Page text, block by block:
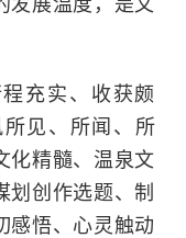
充实、收获颇
见、所闻、所
化精髓、温泉文
划创作选题、制
感悟、心灵触动